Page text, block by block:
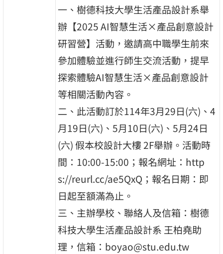
一、樹德科技大學生活產品設計系舉
辦【2025 AI智慧生活×產品創意設計
研習營】活動，邀請高中職學生前來
參加體驗並進行師生交流活動，提早
探索體驗AI智慧生活×產品創意設計
等相關活動內容。
二、此活動訂於114年3月29日(六)、4
月19日(六)、5月10日(六)、5月24日
(六) 假本校設計大樓 2F舉辦。活動時
間：10:00-15:00；報名網址：http
s://reurl.cc/ae5QxQ；報名日期：即
日起至額滿為止。
三、主辦學校、聯絡人及信箱：樹德
科技大學生活產品設計系 王柏堯助
理，信箱：boyao@stu.edu.tw